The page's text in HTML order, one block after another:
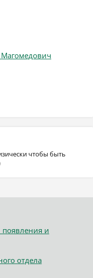
чтобы быть
и
отдела